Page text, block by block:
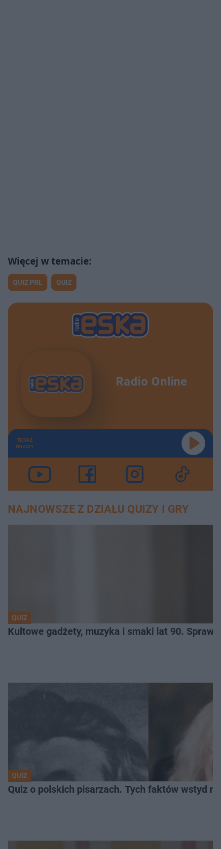
QUIZ PRL QUIZ
Radio Online
TERAZ
GRAMY
NAJNOWSZE Z DZIAŁU QUIZY I GRY
QUIZ
Kultowe gadżety, muzyka i smaki lat 90.
QUIZ
Quiz o polskich pisarzach. Tych faktów wstyd